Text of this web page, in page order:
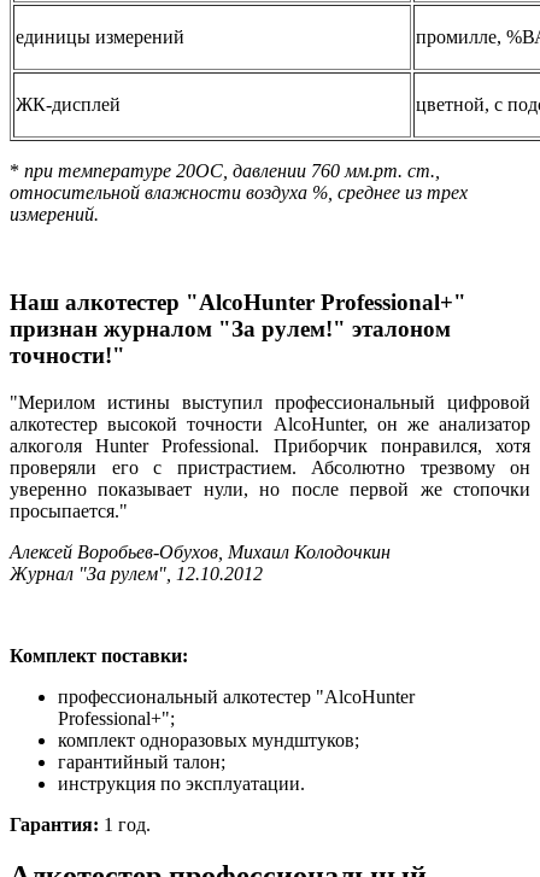
единицы измерений промилле,
ЖК-дисплей цветной, с
* при температуре 20ОС, давлении 760 мм.рт. ст.,
относительной влажности воздуха %, среднее из трех
измерений.
Наш алкотестер "AlcoHunter Professional+"
признан журналом "За рулем!" эталоном
точности!"
"Мерилом истины выступил профессиональный цифровой
алкотестер высокой точности AlcoHunter, он же анализатор
алкоголя Hunter Professional. Приборчик понравился, хотя
проверяли его с пристрастием. Абсолютно трезвому он
уверенно показывает нули, но после первой же стопочки
просыпается."
Алексей Воробьев-Обухов, Михаил Колодочкин
Журнал "За рулем", 12.10.2012
Комплект поставки:
профессиональный алкотестер "AlcoHunter
Professional+";
комплект одноразовых мундштуков;
гарантийный талон;
инструкция по эксплуатации.
Гарантия: 1 год.